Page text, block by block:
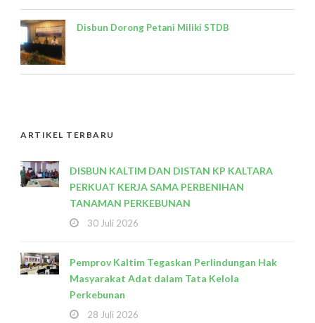
Disbun Dorong Petani Miliki STDB
ARTIKEL TERBARU
DISBUN KALTIM DAN DISTAN KP KALTARA
PERKUAT KERJA SAMA PERBENIHAN
TANAMAN PERKEBUNAN
30 Juli 2026
Pemprov Kaltim Tegaskan Perlindungan Hak
Masyarakat Adat dalam Tata Kelola
Perkebunan
28 Juli 2026